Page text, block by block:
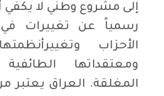
إلى مشروع وطني لا يكفي
رسمياً عن تغييرات في
الأحزاب
ومعتقداتها
المغلقة. العراق يعتبر